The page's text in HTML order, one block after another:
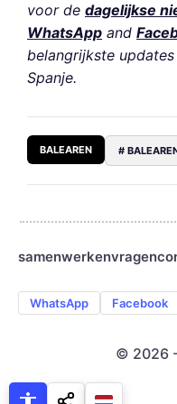
voor de dagelijkse
WhatsApp and
belangrijkste
Spanje.
BALEAREN #
samenwerkenvragen
WhatsApp Facebook
© 2026